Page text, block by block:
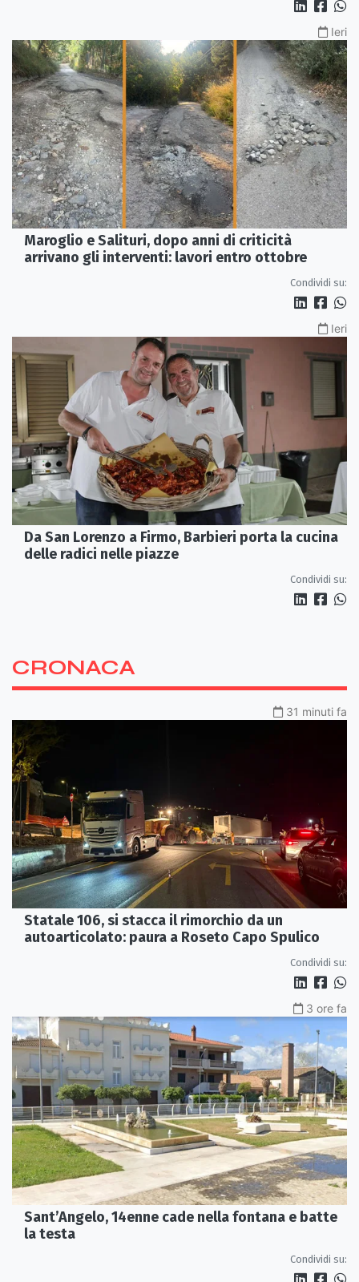
Ieri
Maroglio e Salituri, dopo anni di criticità
arrivano gli interventi: lavori entro ottobre
Condividi su:
Ieri
Da San Lorenzo a Firmo, Barbieri porta la cucina
delle radici nelle piazze
Condividi su:
CRONACA
31 minuti fa
Statale 106, si stacca il rimorchio da un
autoarticolato: paura a Roseto Capo Spulico
Condividi su:
3 ore fa
Sant’Angelo, 14enne cade nella fontana e batte
la testa
Condividi su: